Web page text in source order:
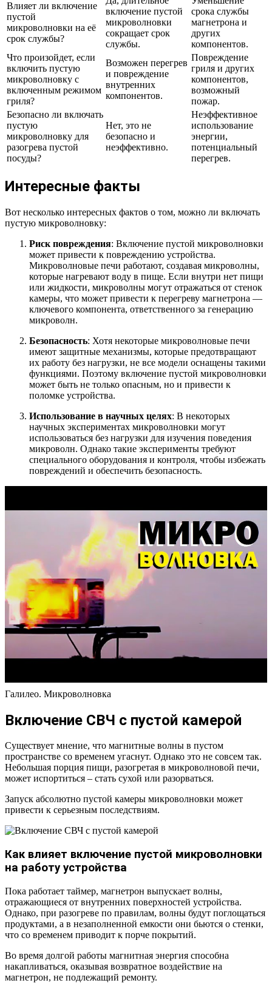
Влияет ли включение
пустой
микроволновки на её
срок службы?
включение пустой
микроволновки
сокращает срок
службы.
срока службы
магнетрона и
других
компонентов.
Что произойдет, если
включить пустую
микроволновку с
включенным режимом
гриля?
Возможен перегрев
и повреждение
внутренних
компонентов.
Повреждение
гриля и других
компонентов,
возможный
пожар.
Безопасно ли включать
пустую
микроволновку для
разогрева пустой
посуды?
Нет, это не
безопасно и
неэффективно.
Неэффективное
использование
энергии,
потенциальный
перегрев.
Интересные факты
Вот несколько интересных фактов о том, можно ли включать
пустую микроволновку:
Риск повреждения: Включение пустой микроволновки
может привести к повреждению устройства.
Микроволновые печи работают, создавая микроволны,
которые нагревают воду в пище. Если внутри нет пищи
или жидкости, микроволны могут отражаться от стенок
камеры, что может привести к перегреву магнетрона —
ключевого компонента, ответственного за генерацию
микроволн.
Безопасность: Хотя некоторые микроволновые печи
имеют защитные механизмы, которые предотвращают
их работу без нагрузки, не все модели оснащены такими
функциями. Поэтому включение пустой микроволновки
может быть не только опасным, но и привести к
поломке устройства.
Использование в научных целях: В некоторых
научных экспериментах микроволновки могут
использоваться без нагрузки для изучения поведения
микроволн. Однако такие эксперименты требуют
специального оборудования и контроля, чтобы избежать
повреждений и обеспечить безопасность.
Галилео. Микроволновка
Включение СВЧ с пустой камерой
Существует мнение, что магнитные волны в пустом
пространстве со временем угаснут. Однако это не совсем так.
Небольшая порция пищи, разогретая в микроволновой печи,
может испортиться – стать сухой или разорваться.
Запуск абсолютно пустой камеры микроволновки может
привести к серьезным последствиям.
Как влияет включение пустой микроволновки
на работу устройства
Пока работает таймер, магнетрон выпускает волны,
отражающиеся от внутренних поверхностей устройства.
Однако, при разогреве по правилам, волны будут поглощаться
продуктами, а в незаполненной емкости они бьются о стенки,
что со временем приводит к порче покрытий.
Во время долгой работы магнитная энергия способна
накапливаться, оказывая возвратное воздействие на
магнетрон, не подлежащий ремонту.